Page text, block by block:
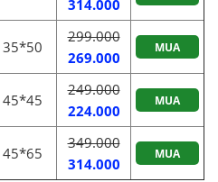
314.000
35*50
299.000
269.000
MUA
45*45
249.000
224.000
MUA
45*65
349.000
314.000
MUA